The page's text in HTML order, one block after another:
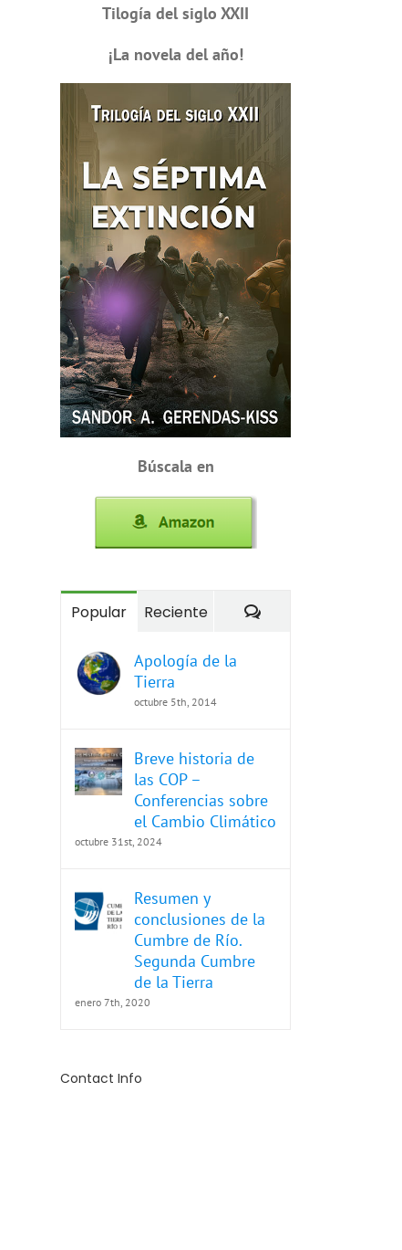
Tilogía del siglo XXII
¡La novela del año!
Búscala en
Popular Reciente Comentarios
Apología de la
Tierra
octubre 5th, 2014
Breve historia de
las COP –
Conferencias sobre
el Cambio Climático
octubre 31st, 2024
Resumen y
conclusiones de la
Cumbre de Río.
Segunda Cumbre
de la Tierra
enero 7th, 2020
Contact Info